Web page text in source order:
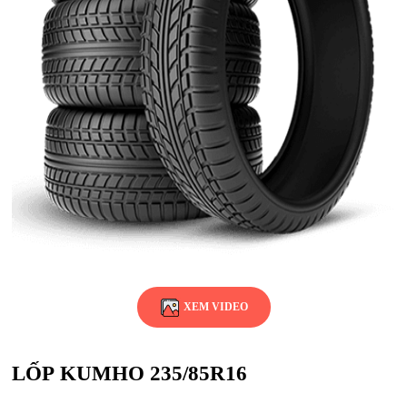
XEM VIDEO
LỐP KUMHO 235/85R16